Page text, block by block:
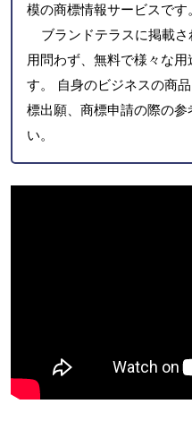
模の商標情報サービスです。
ブランドテラスに掲載
用問わず、無料で様々な
す。 自身のビジネスの商
標出願、商標申請の際の
い。